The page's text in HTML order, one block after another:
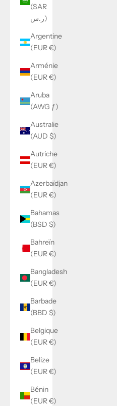
(SAR
ر.س)
Argentine
(EUR €)
Arménie
(EUR €)
Aruba
(AWG ƒ)
Australie
(AUD $)
Autriche
(EUR €)
Azerbaïdjan
(EUR €)
Bahamas
(BSD $)
Bahreïn
(EUR €)
Bangladesh
(EUR €)
Barbade
(BBD $)
Belgique
(EUR €)
Belize
(EUR €)
Bénin
(EUR €)